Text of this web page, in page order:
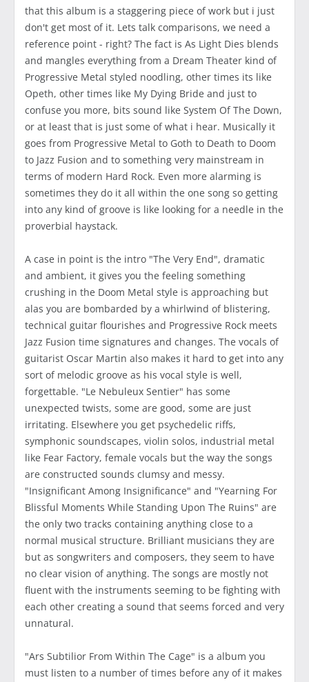
that this album is a staggering piece of work but i just
don't get most of it. Lets talk comparisons, we need a
reference point - right? The fact is As Light Dies blends
and mangles everything from a Dream Theater kind of
Progressive Metal styled noodling, other times its like
Opeth, other times like My Dying Bride and just to
confuse you more, bits sound like System Of The Down,
or at least that is just some of what i hear. Musically it
goes from Progressive Metal to Goth to Death to Doom
to Jazz Fusion and to something very mainstream in
terms of modern Hard Rock. Even more alarming is
sometimes they do it all within the one song so getting
into any kind of groove is like looking for a needle in the
proverbial haystack.
A case in point is the intro "The Very End", dramatic
and ambient, it gives you the feeling something
crushing in the Doom Metal style is approaching but
alas you are bombarded by a whirlwind of blistering,
technical guitar flourishes and Progressive Rock meets
Jazz Fusion time signatures and changes. The vocals of
guitarist Oscar Martin also makes it hard to get into any
sort of melodic groove as his vocal style is well,
forgettable. "Le Nebuleux Sentier" has some
unexpected twists, some are good, some are just
irritating. Elsewhere you get psychedelic riffs,
symphonic soundscapes, violin solos, industrial metal
like Fear Factory, female vocals but the way the songs
are constructed sounds clumsy and messy.
"Insignificant Among Insignificance" and "Yearning For
Blissful Moments While Standing Upon The Ruins" are
the only two tracks containing anything close to a
normal musical structure. Brilliant musicians they are
but as songwriters and composers, they seem to have
no clear vision of anything. The songs are mostly not
fluent with the instruments seeming to be fighting with
each other creating a sound that seems forced and very
unnatural.
"Ars Subtilior From Within The Cage" is a album you
must listen to a number of times before any of it makes